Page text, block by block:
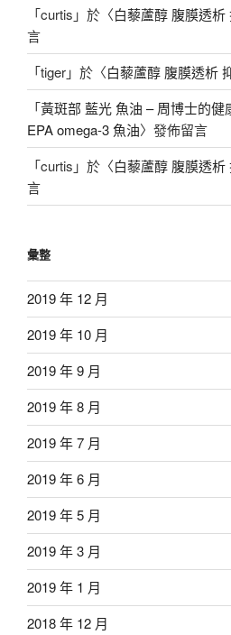
「curtis 」於〈白藜蘆醇 腹膜透
言
「tiger」於〈白藜蘆醇 腹膜透析
「黃斑部 藍光 魚油 – 周博士的健
EPA omega-3 魚油〉發佈留言
「curtis 」於〈白藜蘆醇 腹膜透
言
彙整
2019 年 12 月
2019 年 10 月
2019 年 9 月
2019 年 8 月
2019 年 7 月
2019 年 6 月
2019 年 5 月
2019 年 3 月
2019 年 1 月
2018 年 12 月